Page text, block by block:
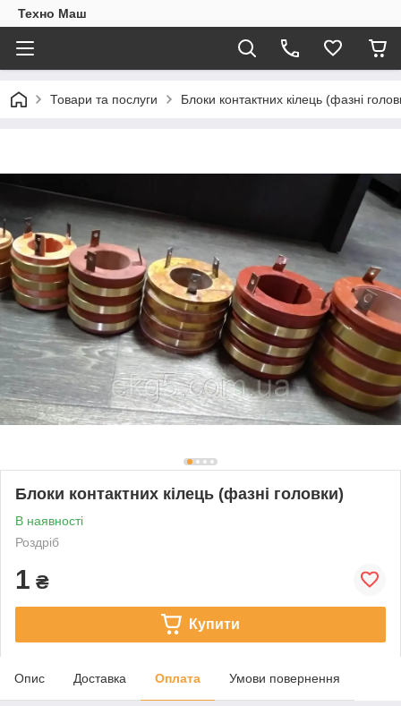
Техно Маш
Товари та послуги Блоки контактних кілець (фазні
Блоки контактних кілець (фазні головки)
В наявності
Роздріб
1 ₴
Купити
Опис Доставка Оплата Умови повернення